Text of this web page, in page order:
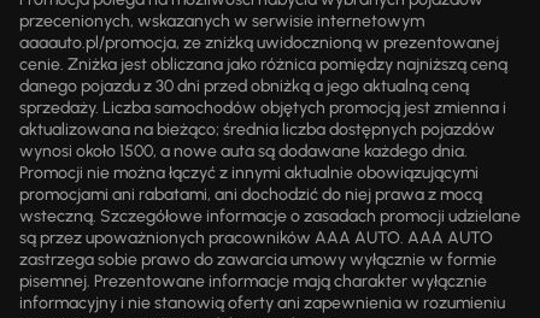
przecenionych, wskazanych w serwisie internetowym
aaaauto.pl/promocja, ze zniżką uwidocznioną w prezentowanej
cenie. Zniżka jest obliczana jako różnica pomiędzy najniższą ceną
danego pojazdu z 30 dni przed obniżką a jego aktualną ceną
sprzedaży. Liczba samochodów objętych promocją jest zmienna i
aktualizowana na bieżąco; średnia liczba dostępnych pojazdów
wynosi około 1500, a nowe auta są dodawane każdego dnia.
Promocji nie można łączyć z innymi aktualnie obowiązującymi
promocjami ani rabatami, ani dochodzić do niej prawa z mocą
wsteczną. Szczegółowe informacje o zasadach promocji udzielane
są przez upoważnionych pracowników AAA AUTO. AAA AUTO
zastrzega sobie prawo do zawarcia umowy wyłącznie w formie
pisemnej. Prezentowane informacje mają charakter wyłącznie
informacyjny i nie stanowią oferty ani zapewnienia w rozumieniu